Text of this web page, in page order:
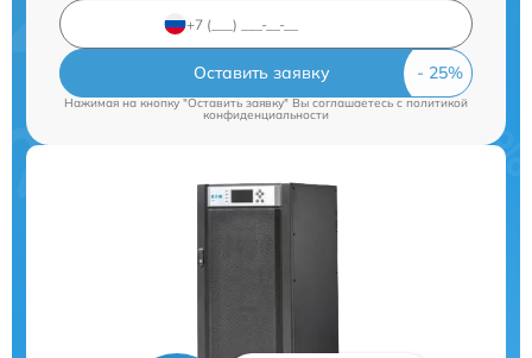
Оставить заявку
Нажимая на кнопку "Оставить заявку" Вы соглашаетесь cполитикой
конфиденциальности